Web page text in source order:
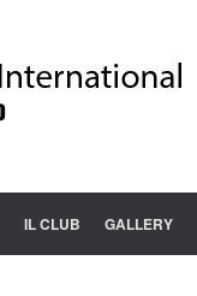
IL CLUB GALLERY